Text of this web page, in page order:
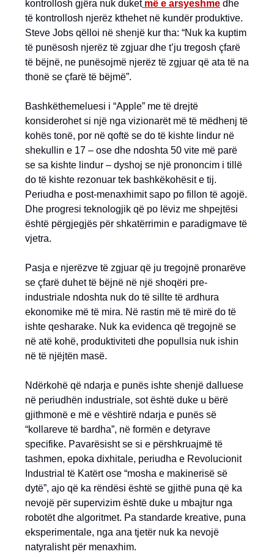
kontrollosh gjëra nuk duketmë e arsyeshme dhe
të kontrollosh njerëz kthehet në kundër produktive.
Steve Jobs qëlloi në shenjë kur tha: “Nuk ka kuptim
të punësosh njerëz të zgjuar dhe t’ju tregosh çfarë
të bëjnë, ne punësojmë njerëz të zgjuar që ata të na
thonë se çfarë të bëjmë”.
Bashkëthemeluesi i “Apple” me të drejtë
konsiderohet si një nga vizionarët më të mëdhenj të
kohës tonë, por në qoftë se do të kishte lindur në
shekullin e 17 – ose dhe ndoshta 50 vite më parë
se sa kishte lindur – dyshoj se një prononcim i tillë
do të kishte rezonuar tek bashkëkohësit e tij.
Periudha e post-menaxhimit sapo po fillon të agojë.
Dhe progresi teknologjik që po lëviz me shpejtësi
është përgjegjës për shkatërrimin e paradigmave të
vjetra.
Pasja e njerëzve të zgjuar që ju tregojnë pronarëve
se çfarë duhet të bëjnë në një shoqëri pre-
industriale ndoshta nuk do të sillte të ardhura
ekonomike më të mira. Në rastin më të mirë do të
ishte qesharake. Nuk ka evidenca që tregojnë se
në atë kohë, produktiviteti dhe popullsia nuk ishin
në të njëjtën masë.
Ndërkohë që ndarja e punës ishte shenjë dalluese
në periudhën industriale, sot është duke u bërë
gjithmonë e më e vështirë ndarja e punës së
“kollareve të bardha”, në formën e detyrave
specifike. Pavarësisht se si e përshkruajmë të
tashmen, epoka dixhitale, periudha e Revolucionit
Industrial të Katërt ose “mosha e makinerisë së
dytë”, ajo që ka rëndësi është se gjithë puna që ka
nevojë për supervizim është duke u mbajtur nga
robotët dhe algoritmet. Pa standarde kreative, puna
eksperimentale, nga ana tjetër nuk ka nevojë
natyralisht për menaxhim.